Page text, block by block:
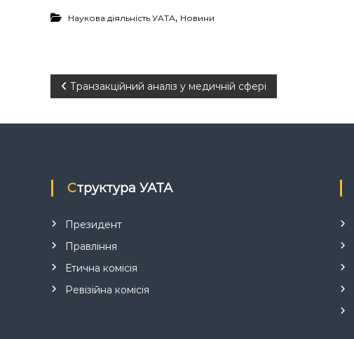
Наукова діяльність УАТА, Новини
Н
а
і
г
а
ц
Транзакційний аналіз у медичній сфері
Структура УАТА
Президент
Правління
Етична комісія
Ревізійна комісія